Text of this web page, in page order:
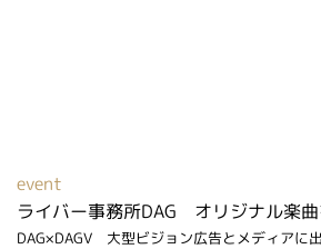
event
DAG×DAGV 大型ビジョン広告とメディアに